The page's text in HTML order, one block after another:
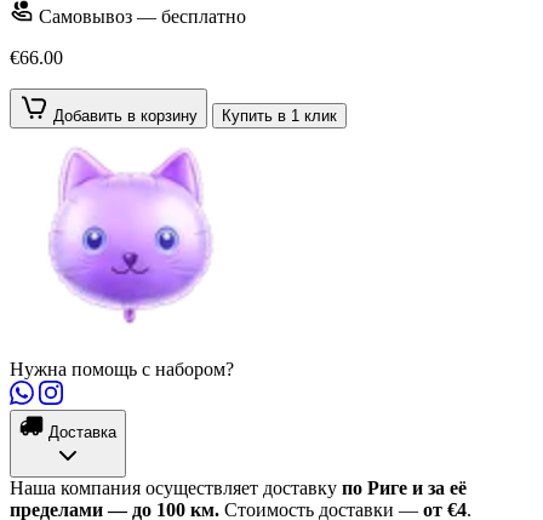
Самовывоз — бесплатно
€66.00
Добавить в корзину Купить в 1 клик
Нужна помощь с набором?
Доставка
Наша компания осуществляет доставку по Риге и за её
пределами — до 100 км. Стоимость доставки — от €4.